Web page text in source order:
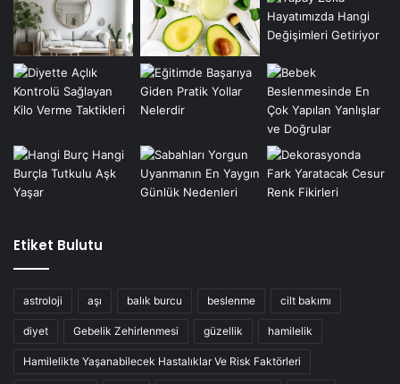
Etiket Bulutu
astroloji aşı balık burcu beslenme cilt bakımı
diyet Gebelik Zehirlenmesi güzellik hamilelik
Hamilelikte Yaşanabilecek Hastalıklar Ve Risk Faktörleri